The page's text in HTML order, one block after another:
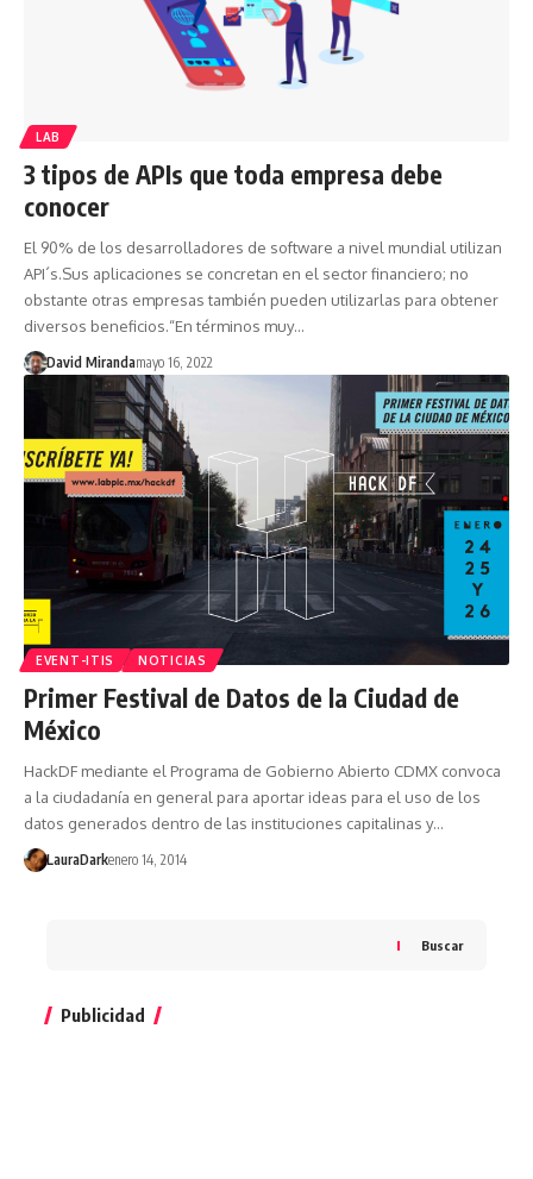
LAB
3 tipos de APIs que toda empresa debe
conocer
El 90% de los desarrolladores de software a nivel mundial utilizan
API´s.Sus aplicaciones se concretan en el sector financiero; no
obstante otras empresas también pueden utilizarlas para obtener
diversos beneficios.“En términos muy…
David Mirandamayo 16, 2022
EVENT-ITIS NOTICIAS
Primer Festival de Datos de la Ciudad de
México
HackDF mediante el Programa de Gobierno Abierto CDMX convoca
a la ciudadanía en general para aportar ideas para el uso de los
datos generados dentro de las instituciones capitalinas y…
LauraDarkenero 14, 2014
Buscar
Publicidad